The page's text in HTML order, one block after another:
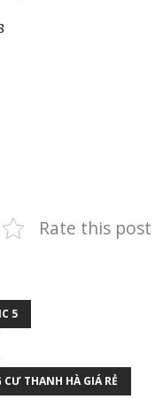
Rate this post
5
THANH HÀ GIÁ RẺ